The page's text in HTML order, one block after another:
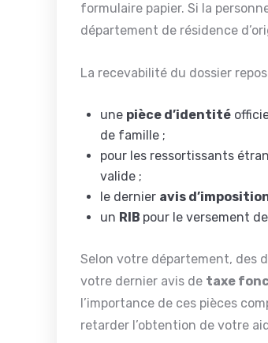
formulaire papier. Si la
département de résidence
La recevabilité du dossier
une pièce d’identité
de famille ;
pour les ressortissants
valide ;
le dernier avis
un RIB pour le versement
Selon votre département, des
votre dernier avis de taxe
l’importance de ces pièces
retarder l’obtention de votre